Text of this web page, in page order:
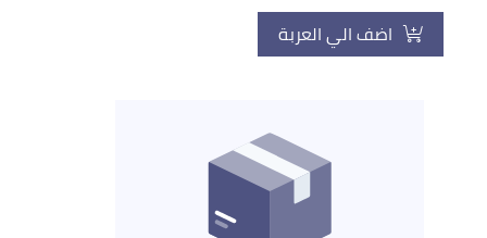
اضف الي العربة